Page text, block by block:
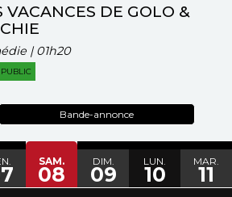
VACANCES DE GOLO &
| 01h20
Bande-annonce
SAM.
08
DIM.
09
LUN.
10
MAR.
11